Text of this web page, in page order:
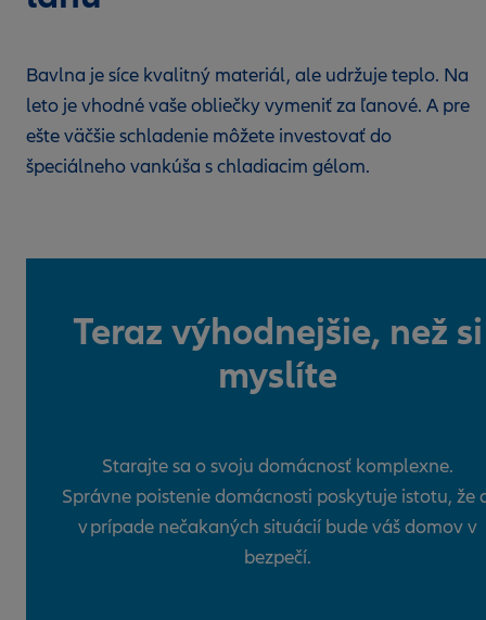
Bavlna je síce kvalitný materiál, ale udržuje teplo. Na
leto je vhodné vaše obliečky vymeniť za ľanové. A pre
ešte väčšie schladenie môžete investovať do
špeciálneho vankúša s chladiacim gélom.
Teraz výhodnejšie, než si
myslíte
Starajte sa o svoju domácnosť komplexne.
Správne poistenie domácnosti poskytuje istotu, že
v prípade nečakaných situácií bude váš domov v
bezpečí.